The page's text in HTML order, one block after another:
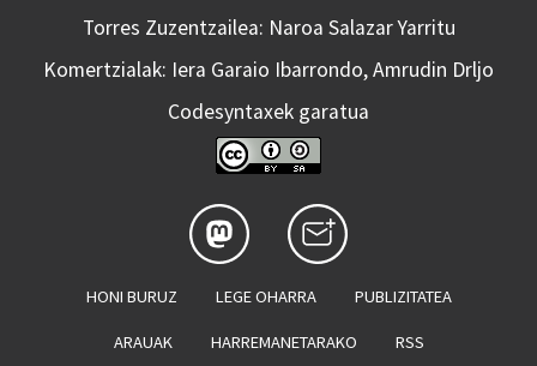
Torres Zuzentzailea: Naroa Salazar Yarritu
Komertzialak: Iera Garaio Ibarrondo, Amrudin Drljo
Codesyntaxek garatua
HONI BURUZ LEGE OHARRA PUBLIZITATEA
ARAUAK HARREMANETARAKO RSS